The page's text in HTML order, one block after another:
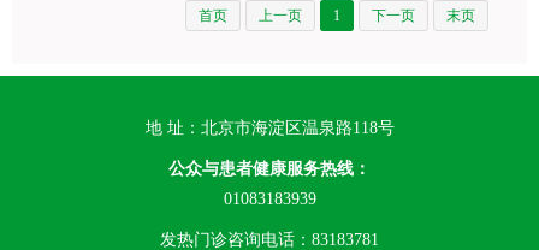
首页 上一页 1 下一页 末页
地 址：北京市海淀区温泉路118号
公众与患者健康服务热线：
01083183939
发热门诊咨询电话：83183781